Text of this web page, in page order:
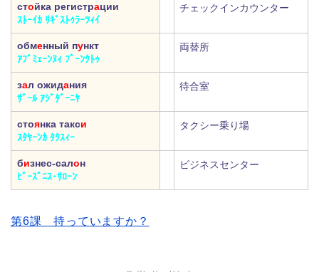
стойка регистрации
ｽﾄｰｲｶ ﾘｷﾞｽﾄｩﾗｰﾂｨｲ
チェックインカウンター
обменный пункт
ｱﾌﾞﾐｪｰﾝﾇｨ ﾌﾟｰﾝｸﾄｩ
両替所
зал ожидания
ｻﾞｰﾙ ｱｼﾞﾀﾞｰﾆﾔ
待合室
стоянка такси
ｽﾀﾔｰﾝｶ ﾀｸｽｨｰ
タクシー乗り場
бизнес-салон
ﾋﾞｰｽﾞﾆｽ･ｻﾛｰﾝ
ビジネスセンター
第6課 持っていますか？